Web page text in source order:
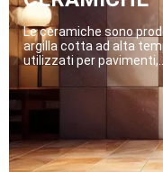
Le ceramiche sono
argilla cotta ad alta
utilizzati per